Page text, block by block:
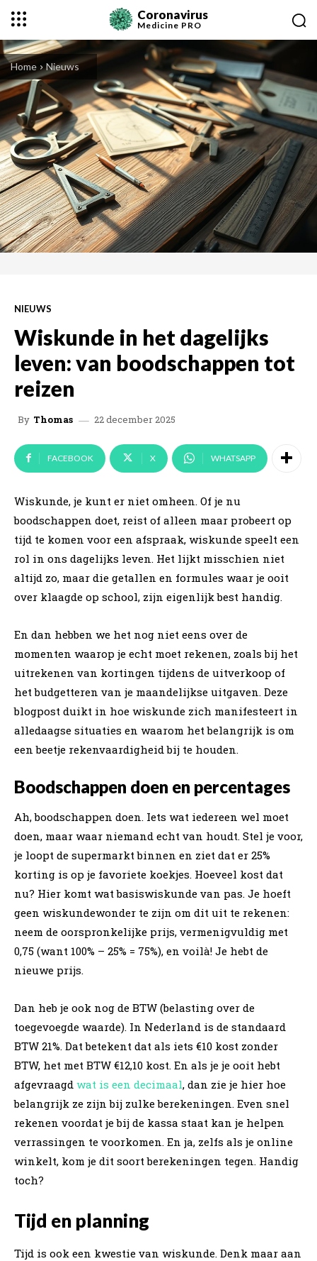
Coronavirus
Medicine PRO
Home Nieuws
NIEUWS
Wiskunde in het dagelijks
leven: van boodschappen tot
reizen
By Thomas 22 december 2025
FACEBOOK X WHATSAPP
Wiskunde, je kunt er niet omheen. Of je nu
boodschappen doet, reist of alleen maar probeert op
tijd te komen voor een afspraak, wiskunde speelt een
rol in ons dagelijks leven. Het lijkt misschien niet
altijd zo, maar die getallen en formules waar je ooit
over klaagde op school, zijn eigenlijk best handig.
En dan hebben we het nog niet eens over de
momenten waarop je echt moet rekenen, zoals bij het
uitrekenen van kortingen tijdens de uitverkoop of
het budgetteren van je maandelijkse uitgaven. Deze
blogpost duikt in hoe wiskunde zich manifesteert in
alledaagse situaties en waarom het belangrijk is om
een beetje rekenvaardigheid bij te houden.
Boodschappen doen en percentages
Ah, boodschappen doen. Iets wat iedereen wel moet
doen, maar waar niemand echt van houdt. Stel je voor,
je loopt de supermarkt binnen en ziet dat er 25%
korting is op je favoriete koekjes. Hoeveel kost dat
nu? Hier komt wat basiswiskunde van pas. Je hoeft
geen wiskundewonder te zijn om dit uit te rekenen:
neem de oorspronkelijke prijs, vermenigvuldig met
0,75 (want 100% – 25% = 75%), en voilà! Je hebt de
nieuwe prijs.
Dan heb je ook nog de BTW (belasting over de
toegevoegde waarde). In Nederland is de standaard
BTW 21%. Dat betekent dat als iets €10 kost zonder
BTW, het met BTW €12,10 kost. En als je je ooit hebt
afgevraagd wat is een decimaal, dan zie je hier hoe
belangrijk ze zijn bij zulke berekeningen. Even snel
rekenen voordat je bij de kassa staat kan je helpen
verrassingen te voorkomen. En ja, zelfs als je online
winkelt, kom je dit soort berekeningen tegen. Handig
toch?
Tijd en planning
Tijd is ook een kwestie van wiskunde. Denk maar aan